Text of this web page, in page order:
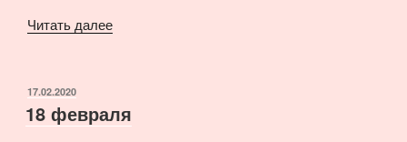
Читать далее«20
ОПУБЛИКОВАНО
17.02.2020
18 февраля